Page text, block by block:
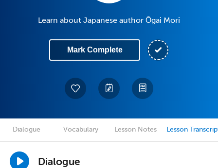
Learn about Japanese author Ōgai Mori
Mark Complete
Dialogue Vocabulary Lesson Notes Lesson
Dialogue